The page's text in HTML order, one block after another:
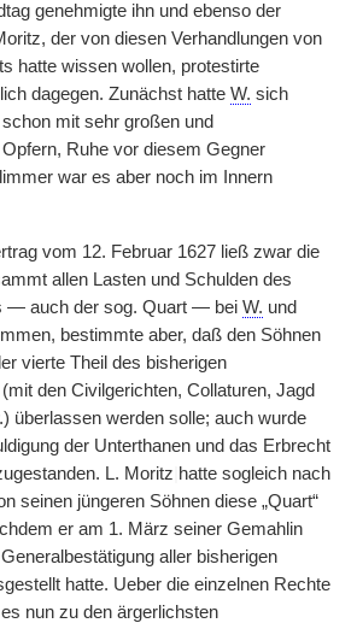
genehmigte ihn und ebenso der
der von diesen Verhandlungen von
hatte wissen wollen, protestirte
dagegen. Zunächst hatte W. sich
mit sehr großen und
Ruhe vor diesem Gegner
war es aber noch im Innern
vom 12. Februar 1627 ließ zwar die
allen Lasten und Schulden des
— auch der sog. Quart — bei W. und
bestimmte aber, daß den Söhnen
vierte Theil des bisherigen
den Civilgerichten, Collaturen, Jagd
überlassen werden solle; auch wurde
der Unterthanen und das Erbrecht
L. Moritz hatte sogleich nach
seinen jüngeren Söhnen diese „Quart“
er am 1. März seiner Gemahlin
aller bisherigen
hatte. Ueber die einzelnen Rechte
nun zu den ärgerlichsten